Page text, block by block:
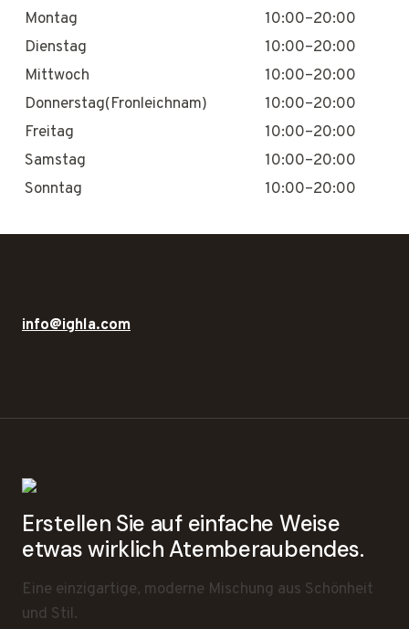
Montag
10:00–20:00
Dienstag
10:00–20:00
Mittwoch
10:00–20:00
Donnerstag(Fronleichnam)
10:00–20:00
Freitag
10:00–20:00
Samstag
10:00–20:00
Sonntag
10:00–20:00
info@ighla.com
Erstellen Sie auf einfache Weise
etwas wirklich Atemberaubendes.
Eine einzigartige, moderne Mischung aus Schönheit
und Stil.